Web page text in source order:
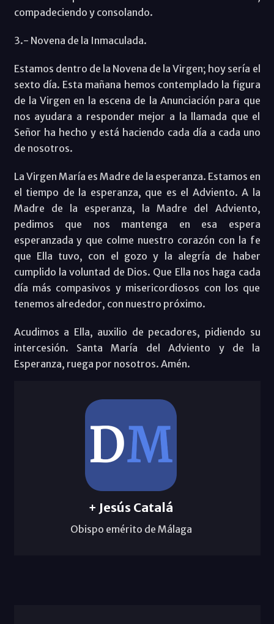
compadeciendo y consolando.
3.- Novena de la Inmaculada.
Estamos dentro de la Novena de la Virgen; hoy sería el
sexto día. Esta mañana hemos contemplado la figura
de la Virgen en la escena de la Anunciación para que
nos ayudara a responder mejor a la llamada que el
Señor ha hecho y está haciendo cada día a cada uno
de nosotros.
La Virgen María es Madre de la esperanza. Estamos en
el tiempo de la esperanza, que es el Adviento. A la
Madre de la esperanza, la Madre del Adviento,
pedimos que nos mantenga en esa espera
esperanzada y que colme nuestro corazón con la fe
que Ella tuvo, con el gozo y la alegría de haber
cumplido la voluntad de Dios. Que Ella nos haga cada
día más compasivos y misericordiosos con los que
tenemos alrededor, con nuestro próximo.
Acudimos a Ella, auxilio de pecadores, pidiendo su
intercesión. Santa María del Adviento y de la
Esperanza, ruega por nosotros. Amén.
+ Jesús Catalá
Obispo emérito de Málaga